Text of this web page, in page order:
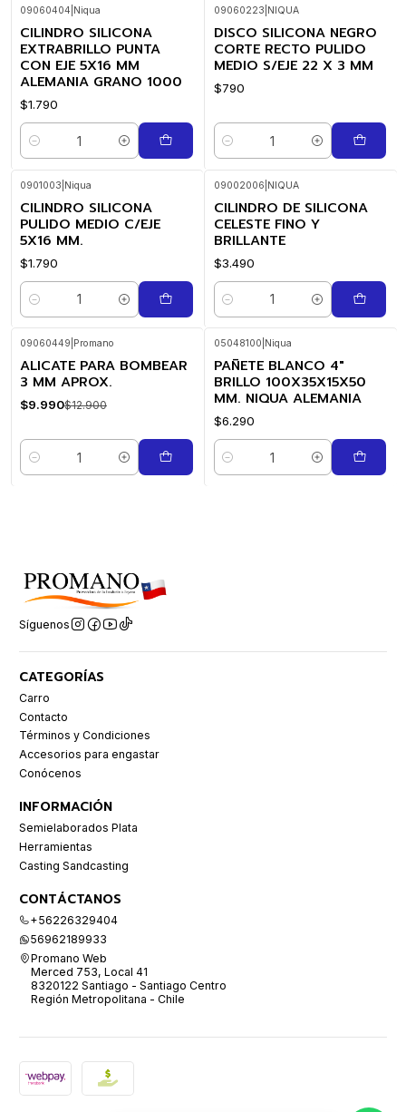
09060404 Niqua
CILINDRO SILICONA
EXTRABRILLO PUNTA
CON EJE 5X16 MM
ALEMANIA GRANO 1000
$1.790
Cantidad
09060223 NIQUA
DISCO SILICONA NEGRO
CORTE RECTO PULIDO
MEDIO S/EJE 22 X 3 MM
$790
Cantidad
0901003 Niqua
CILINDRO SILICONA
PULIDO MEDIO C/EJE
5X16 MM.
$1.790
Cantidad
09002006 NIQUA
CILINDRO DE SILICONA
CELESTE FINO Y
BRILLANTE
$3.490
Cantidad
-23%
OFF
09060449 Promano
ALICATE PARA BOMBEAR
3 MM APROX.
$9.990$12.900
Cantidad
05048100 Niqua
PAÑETE BLANCO 4"
BRILLO 100X35X15X50
MM. NIQUA ALEMANIA
$6.290
Cantidad
Síguenos
CATEGORÍAS
Carro
Contacto
Términos y Condiciones
Accesorios para engastar
Conócenos
INFORMACIÓN
Semielaborados Plata
Herramientas
Casting Sandcasting
CONTÁCTANOS
+56226329404
56962189933
Promano Web
Merced 753, Local 41
8320122 Santiago - Santiago Centro
Región Metropolitana - Chile